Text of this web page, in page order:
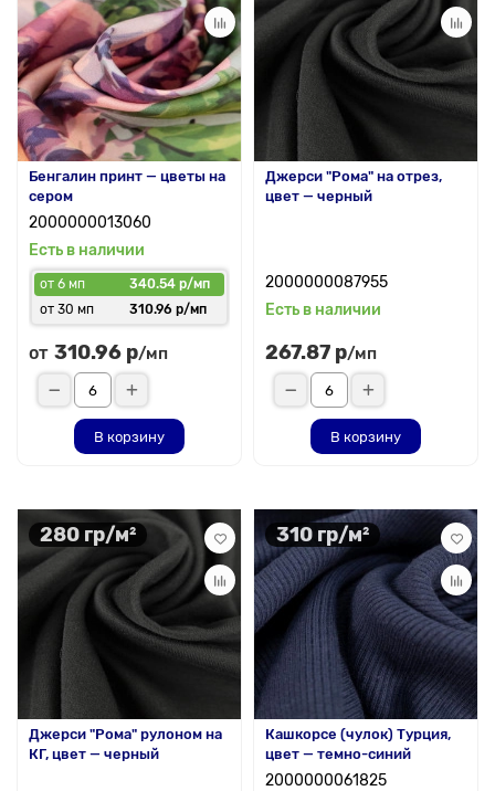
Бенгалин принт — цветы на
сером
2000000013060
Есть в наличии
от 6 мп
340.54 р/мп
от 30 мп
310.96 р/мп
от 310.96 р/мп
В корзину
Джерси "Рома" на отрез,
цвет — черный
2000000087955
Есть в наличии
267.87 р/мп
В корзину
280 гр/м²
Джерси "Рома" рулоном на
КГ, цвет — черный
310 гр/м²
Кашкорсе (чулок) Турция,
цвет — темно-синий
2000000061825